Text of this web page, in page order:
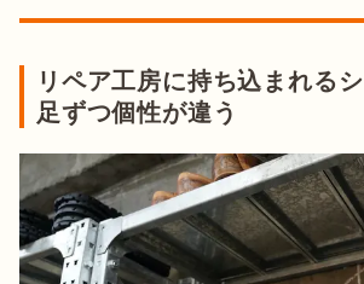
リペア工房に持ち込まれる
足ずつ個性が違う